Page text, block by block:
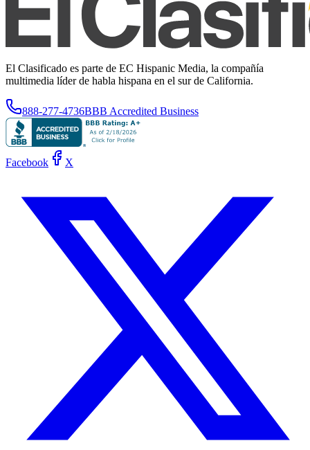
El Clasificado es parte de EC Hispanic Media, la compañía
multimedia líder de habla hispana en el sur de California.
888-277-4736BBB Accredited Business
Facebook X